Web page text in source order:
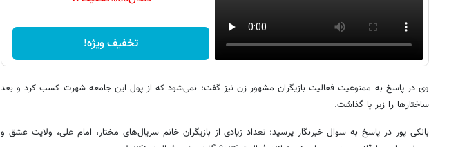
تخفیف ویژه!
وی در پاسخ به ممنوعیت فعالیت بازیگران مشهور زن نیز گفت: نمی‌شود که از پول این جامعه شهرت کسب کرد و بعد
ساختارها را زیر پا گذاشت.
بانکی پور در پاسخ به سوال خبرنگار پرسید: تعداد زیادی از بازیگران خانم سریال‌های مختار، امام علی، ولایت عشق و